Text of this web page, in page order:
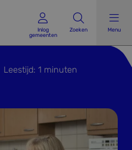
Inlog gemeenten
Inlog
gemeenten
Zoeken Menu
Leestijd: 1 minuten